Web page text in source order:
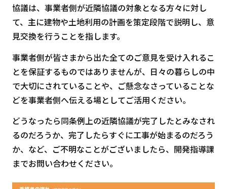
協議は、事業者側が近隣協議の対象となる方々に対し
て、主に建物や土地利用の計画を策定段階で説明し、意
見交換を行うことを指します。
事業者側が皆さまから出た全てのご意見を受け入れるこ
とを保証するものではありませんが、日々の暮らしの中
で大切にされていることや、ご懸念なさっていることな
どを事業者側へ伝える場としてご活用ください。
どうなったら同条例上の近隣協議が完了したとみなされ
るのだろうか、完了したらすぐに工事が始まるのだろう
か、など、ご不明なことがございましたら、開発指導課
までお問い合わせください。